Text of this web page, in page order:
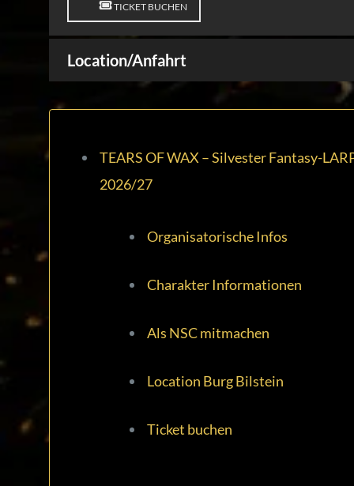
TICKET BUCHEN
Location/Anfahrt
TEARS OF WAX – Silvester Fantasy-
2026/27
Organisatorische Infos
Charakter Informationen
Als NSC mitmachen
Location Burg Bilstein
Ticket buchen